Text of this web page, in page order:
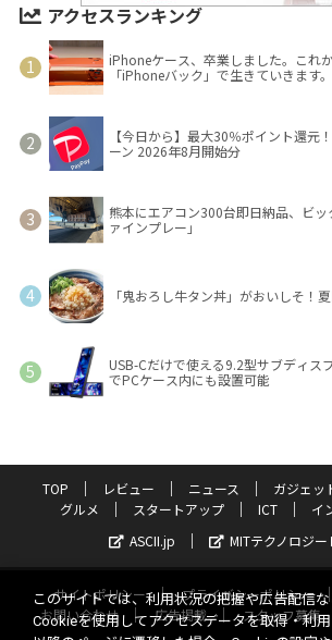
アクセスランキング
iPhoneケース、卒業しました。これ
「iPhoneバック」で生きていきます。
【今日から】最大30％ポイント還元
ーン 2026年8月開始分
熊本にエアコン300台即日納品、ビ
ァインプレー」
「鬼おろし牛タン丼」がおいしそ！
USB-Cだけで使える9.2型サブディ
でPCケース内にも設置可能
TOP レビュー ニュース ガジェッ
グルメ
スタートアップ ICT
イ
ASCII.jp
MITテクノロジー
サイトポリシー プライバシーポリシー
お問い合わせ
広告掲載 スタッフ募集
このサイトでは、利用状況の把握や広告配信な
Cookieを使用してアクセスデータを取得・利